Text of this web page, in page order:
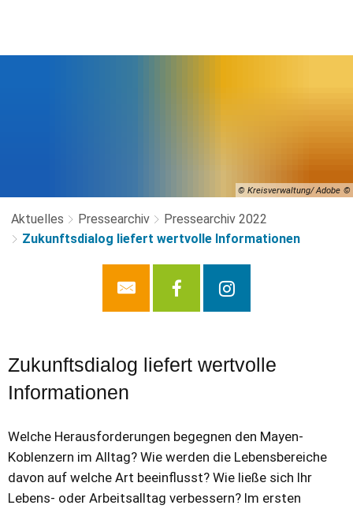
© Kreisverwaltung/ Adobe
Aktuelles Pressearchiv
Pressearchiv 2022
Zukunftsdialog liefert wertvolle Informationen
Zukunftsdialog liefert wertvolle
Informationen
Welche Herausforderungen begegnen den Mayen-
Koblenzern im Alltag? Wie werden die Lebensbereiche
davon auf welche Art beeinflusst? Wie ließe sich Ihr
Lebens- oder Arbeitsalltag verbessern? Im ersten